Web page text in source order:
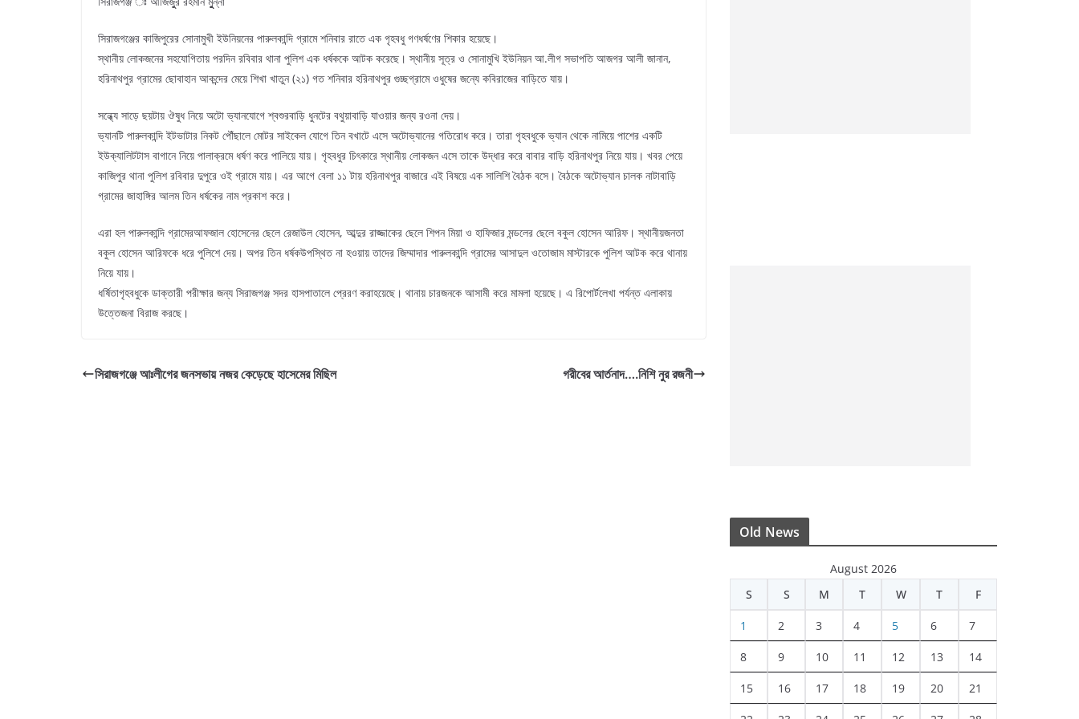
সিরাজগঞ্জের কাজিপুরের সোনামুখী ইউনিয়নের পারুলকান্দি গ্রামে শনিবার রাতে এক গৃহবধু গণধর্ষণের শিকার হয়েছে।
স্থানীয় লোকজনের সহযোগিতায় পরদিন রবিবার থানা পুলিশ এক ধর্ষককে আটক করেছে। স্থানীয় সূত্র ও সোনামুখি ইউনিয়ন আ.লীগ সভাপতি আজগর আলী জানান,
হরিনাথপুর গ্রামের ছোবাহান আকন্দের মেয়ে শিখা খাতুন (২১) গত শনিবার হরিনাথপুর গুচ্ছগ্রামে ওধুষের জন্যে কবিরাজের বাড়িতে যায়।
সন্ধ্যে সাড়ে ছয়টায় ঔষুধ নিয়ে অটো ভ্যানযোগে শ্বশুরবাড়ি ধুনটের বথুয়াবাড়ি যাওয়ার জন্য রওনা দেয়।
ভ্যানটি পারুলকান্দি ইটভাটার নিকট পৌঁছালে মোটর সাইকেল যোগে তিন বখাটে এসে অটোভ্যানের গতিরোধ করে। তারা গৃহবধুকে ভ্যান থেকে নামিয়ে পাশের একটি
ইউক্যালিটটাস বাগানে নিয়ে পালাক্রমে ধর্ষণ করে পালিয়ে যায়। গৃহবধুর চিৎকারে স্থানীয় লোকজন এসে তাকে উদ্ধার করে বাবার বাড়ি হরিনাথপুর নিয়ে যায়। খবর পেয়ে
কাজিপুর থানা পুলিশ রবিবার দুপুরে ওই গ্রামে যায়। এর আগে বেলা ১১ টায় হরিনাথপুর বাজারে এই বিষয়ে এক সালিশি বৈঠক বসে। বৈঠকে অটোভ্যান চালক নাটাবাড়ি
গ্রামের জাহাঙ্গির আলম তিন ধর্ষকের নাম প্রকাশ করে।
এরা হল পারুলকান্দি গ্রামেরআফজাল হোসেনের ছেলে রেজাউল হোসেন, আব্দুর রাজ্জাকের ছেলে শিপন মিয়া ও হাফিজার মন্ডলের ছেলে বকুল হোসেন আরিফ। স্থানীয়জনতা
বকুল হোসেন আরিফকে ধরে পুলিশে দেয়। অপর তিন ধর্ষকউপস্থিত না হওয়ায় তাদের জিম্মাদার পারুলকান্দি গ্রামের আসাদুল ওতোজাম মাস্টারকে পুলিশ আটক করে থানায়
নিয়ে যায়।
ধর্ষিতাগৃহবধুকে ডাক্তারী পরীক্ষার জন্য সিরাজগঞ্জ সদর হাসপাতালে প্রেরণ করাহয়েছে। থানায় চারজনকে আসামী করে মামলা হয়েছে। এ রিপোর্টলেখা পর্যন্ত এলাকায়
উত্তেজনা বিরাজ করছে।
সিরাজগঞ্জে আঃলীগের জনসভায় নজর কেড়েছে হাসেমের মিছিল গরীবের আর্তনাদ….নিশি নুর রজনী
Old News
August 2026
S
S M T W T F
1 2 3 4 5 6 7
8 9 10 11 12 13 14
15 16 17 18 19 20 21